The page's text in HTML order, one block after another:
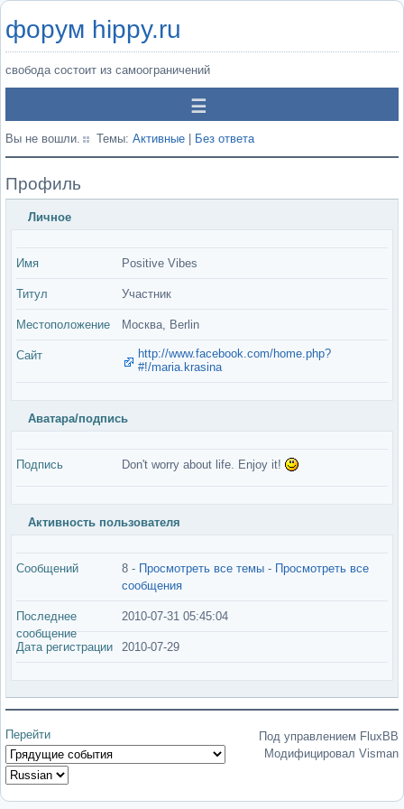
форум hippy.ru
свобода состоит из самоограничений
Вы не вошли. Темы: Активные Без ответа
Профиль
Личное
Имя Positive Vibes
Титул Участник
Местоположение Москва, Berlin
Сайт
http://www.facebook.com/home.php?
#!/maria.krasina
Аватара/подпись
Подпись Don't worry about life. Enjoy it!
Активность пользователя
Сообщений 8 - Просмотреть все темы - Просмотреть все
сообщения
Последнее
сообщение
2010-07-31 05:45:04
Дата регистрации 2010-07-29
Перейти
Под управлением FluxBB
Модифицировал Visman